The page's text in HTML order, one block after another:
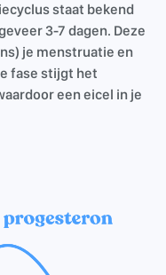
staat bekend
3-7 dagen. Deze
je menstruatie en
fase stijgt het
een eicel in je